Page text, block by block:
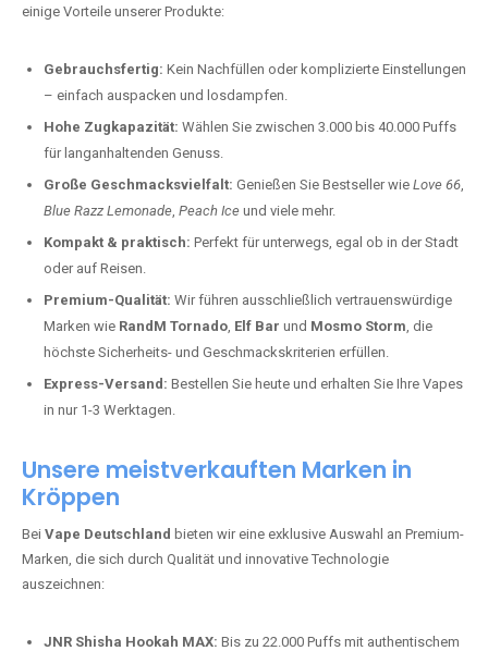
einige Vorteile unserer Produkte:
Gebrauchsfertig: Kein Nachfüllen oder komplizierte Einstellungen
– einfach auspacken und losdampfen.
Hohe Zugkapazität: Wählen Sie zwischen 3.000 bis 40.000 Puffs
für langanhaltenden Genuss.
Große Geschmacksvielfalt: Genießen Sie Bestseller wie Love 66,
Blue Razz Lemonade, Peach Ice und viele mehr.
Kompakt & praktisch: Perfekt für unterwegs, egal ob in der Stadt
oder auf Reisen.
Premium-Qualität: Wir führen ausschließlich vertrauenswürdige
Marken wie RandM Tornado, Elf Bar und Mosmo Storm, die
höchste Sicherheits- und Geschmackskriterien erfüllen.
Express-Versand: Bestellen Sie heute und erhalten Sie Ihre Vapes
in nur 1-3 Werktagen.
Unsere meistverkauften Marken in
Kröppen
Bei Vape Deutschland bieten wir eine exklusive Auswahl an Premium-
Marken, die sich durch Qualität und innovative Technologie
auszeichnen:
JNR Shisha Hookah MAX: Bis zu 22.000 Puffs mit authentischem